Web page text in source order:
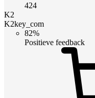
424
K2
K2key_com
82%
Positieve feedback